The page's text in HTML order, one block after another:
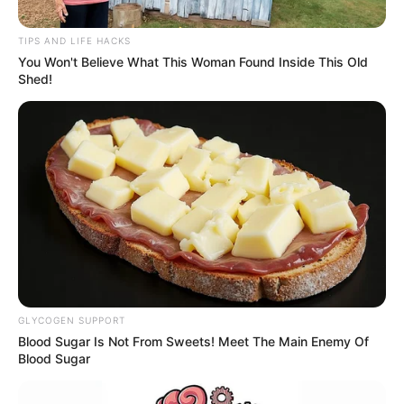
Colprensa - Mariano Vimos (fondo) / Alcaldía de
Bogotá / composición Alerta
1.500 motociclistas podrían perder licencia en Bogotá
Por:Cristhiam Martínez
Junio 18, 2026
TIPS AND LIFE HACKS
You Won't Believe What This Woman Found Inside This Old
Shed!
GLYCOGEN SUPPORT
Blood Sugar Is Not From Sweets! Meet The Main Enemy Of
Blood Sugar